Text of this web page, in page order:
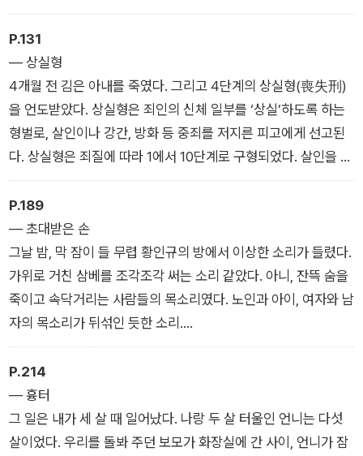
으로 내려갔다. 한밤처럼 어두웠지만 산책하는 사람들이 많이 있
었다. 시계를 봤다. 8시 20분이었다. 사람들과 자전거를 피해 달
렸다. 숨이 차올랐다. 목구멍 안쪽에서는 녹슨 못을 씹는 맛이 났
다. 폐가 폭발할 것 같았다. 그래도 달려야 했다. 그렇지 않으면
미쳐 버릴 테니까.
P.131
― 상실형
4개월 전 김은 아내를 죽였다. 그리고 4단계의 상실형(喪失刑)
을 언도받았다. 상실형은 죄인의 신체 일부를 ‘상실’하도록 하는
형벌로, 살인이나 강간, 방화 등 중죄를 저지른 피고에게 선고된
다. 상실형은 죄질에 따라 1에서 10단계로 구형되었다. 살인을 저
지른 김은 생명에 지장이 없는 한도에서 네 가지를 잃어야 했다.
이제 그의 삶에는 소리가 존재하지 않게 되었다.
P.189
― 초대받은 손
그날 밤, 막 잠이 들 무렵 황인규의 방에서 이상한 소리가 들렸다.
가위로 거친 삼베를 조각조각 써는 소리 같았다. 아니, 잔뜩 숨을
죽이고 속닥거리는 사람들의 목소리였다. 노인과 아이, 여자와 남
자의 목소리가 뒤섞인 듯한 소리.
황인규가 방에 누군가를 들였나? 이 밤에?
무서우면서도 화가 났다. 그런데 가만히 듣고 있자니 황인규의 목
소리밖에 들리지 않았다.
P.214
― 흉터
그 일은 내가 세 살 때 일어났다. 나랑 두 살 터울인 언니는 다섯
살이었다. 우리를 돌봐 주던 보모가 화장실에 간 사이, 언니가 잠